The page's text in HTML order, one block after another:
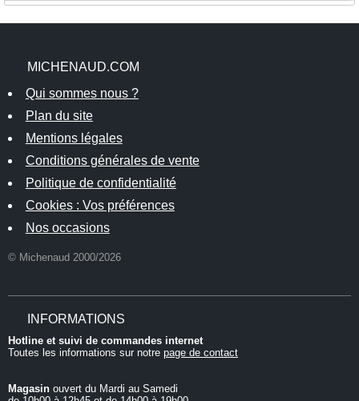
MICHENAUD.COM
Qui sommes nous ?
Plan du site
Mentions légales
Conditions générales de vente
Politique de confidentialité
Cookies : Vos préférences
Nos occasions
© Michenaud 2000/2026
INFORMATIONS
Hotline et suivi de commandes internet
Toutes les informations sur notre page de contact
Magasin ouvert du Mardi au Samedi